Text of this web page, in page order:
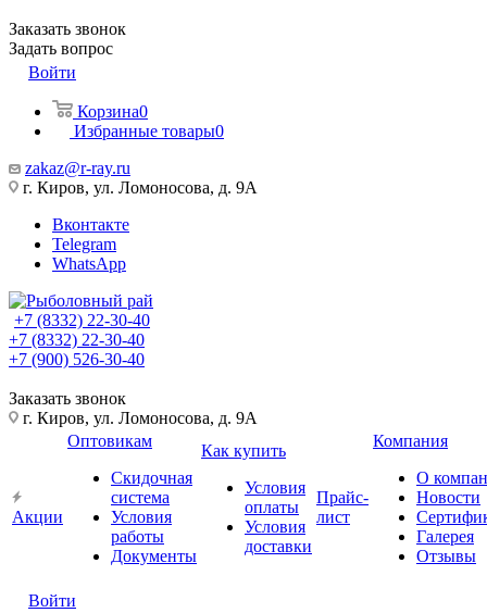
Заказать звонок
Задать вопрос
Войти
Корзина0
Избранные товары0
zakaz@r-ray.ru
г. Киров, ул. Ломоносова, д. 9А
Вконтакте
Telegram
WhatsApp
+7 (8332) 22-30-40
+7 (8332) 22-30-40
+7 (900) 526-30-40
Заказать звонок
г. Киров, ул. Ломоносова, д. 9А
Акции
Оптовикам
Скидочная
система
Условия
работы
Документы
Как купить
Условия
оплаты
Условия
доставки
Прайс-
лист
Компания
О
Новости
Галерея
Отзывы
Войти